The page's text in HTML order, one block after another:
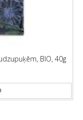
BIO, 40g